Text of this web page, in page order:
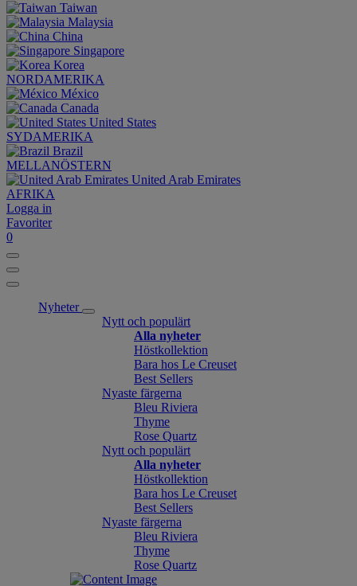
Taiwan
Malaysia
China
Singapore
Korea
NORDAMERIKA
México
Canada
United States
SYDAMERIKA
Brazil
MELLANÖSTERN
United Arab Emirates
AFRIKA
Logga in
Favoriter
0
Nyheter
Nytt och populärt
Alla nyheter
Höstkollektion
Bara hos Le Creuset
Best Sellers
Nyaste färgerna
Bleu Riviera
Thyme
Rose Quartz
Nytt och populärt
Alla nyheter
Höstkollektion
Bara hos Le Creuset
Best Sellers
Nyaste färgerna
Bleu Riviera
Thyme
Rose Quartz